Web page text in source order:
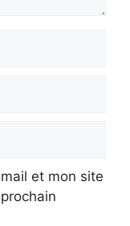
et mon site